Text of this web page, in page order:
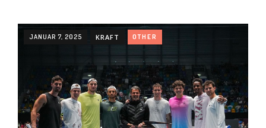
JANUAR 7, 2025 KRAFT OTHER